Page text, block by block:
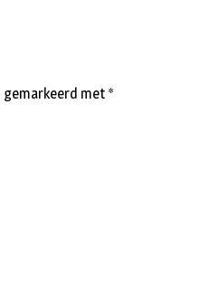
gemarkeerd met *